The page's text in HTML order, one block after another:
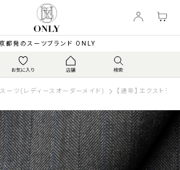
京都発のスーツブランド ONLY
ーツ(レディースオーダーメイド) 【通年】エクストラ